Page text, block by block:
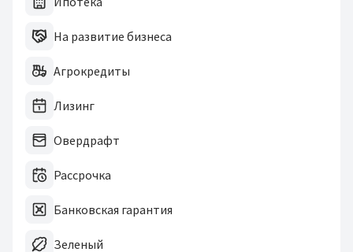
На развитие бизнеса
Агрокредиты
Лизинг
Овердрафт
Рассрочка
Банковская гарантия
Зеленый